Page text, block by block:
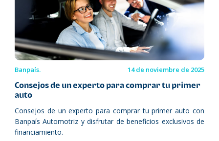
Banpaís. 14 de noviembre de 2025
Consejos de un experto para comprar tu primer
auto
Consejos de un experto para comprar tu primer auto con
Banpaís Automotriz y disfrutar de beneficios exclusivos de
financiamiento.